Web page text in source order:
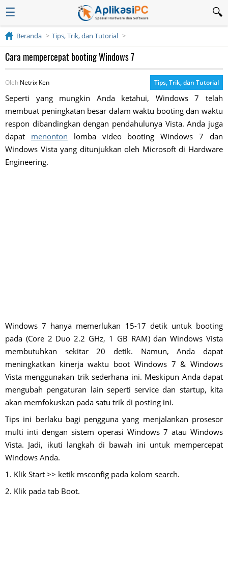
☰
Beranda Tips, Trik, dan Tutorial
Cara mempercepat booting Windows 7
Oleh Netrix Ken Tips, Trik, dan Tutorial
Seperti yang mungkin Anda ketahui, Windows 7 telah
membuat peningkatan besar dalam waktu booting dan waktu
respon dibandingkan dengan pendahulunya Vista. Anda juga
dapat menonton lomba video booting Windows 7 dan
Windows Vista yang ditunjukkan oleh Microsoft di Hardware
Engineering.
Windows 7 hanya memerlukan 15-17 detik untuk booting
pada (Core 2 Duo 2.2 GHz, 1 GB RAM) dan Windows Vista
membutuhkan sekitar 20 detik. Namun, Anda dapat
meningkatkan kinerja waktu boot Windows 7 & Windows
Vista menggunakan trik sederhana ini. Meskipun Anda dapat
mengubah pengaturan lain seperti service dan startup, kita
akan memfokuskan pada satu trik di posting ini.
Tips ini berlaku bagi pengguna yang menjalankan prosesor
multi inti dengan sistem operasi Windows 7 atau Windows
Vista. Jadi, ikuti langkah di bawah ini untuk mempercepat
Windows Anda.
1. Klik Start >> ketik msconfig pada kolom search.
2. Klik pada tab Boot.